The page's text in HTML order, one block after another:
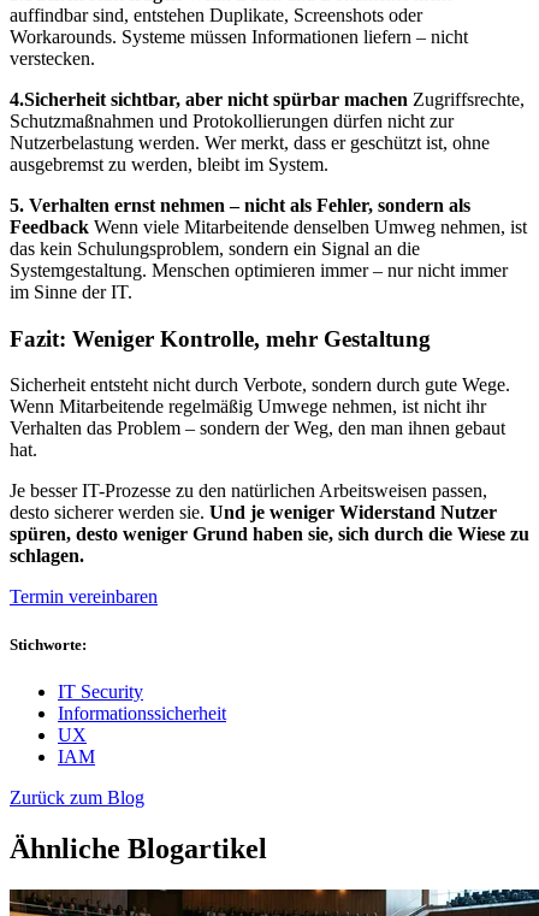
auffindbar sind, entstehen Duplikate, Screenshots oder
Workarounds. Systeme müssen Informationen liefern – nicht
verstecken.
4.Sicherheit sichtbar, aber nicht spürbar machen Zugriffsrechte,
Schutzmaßnahmen und Protokollierungen dürfen nicht zur
Nutzerbelastung werden. Wer merkt, dass er geschützt ist, ohne
ausgebremst zu werden, bleibt im System.
5. Verhalten ernst nehmen – nicht als Fehler, sondern als
Feedback Wenn viele Mitarbeitende denselben Umweg nehmen, ist
das kein Schulungsproblem, sondern ein Signal an die
Systemgestaltung. Menschen optimieren immer – nur nicht immer
im Sinne der IT.
Fazit: Weniger Kontrolle, mehr Gestaltung
Sicherheit entsteht nicht durch Verbote, sondern durch gute Wege.
Wenn Mitarbeitende regelmäßig Umwege nehmen, ist nicht ihr
Verhalten das Problem – sondern der Weg, den man ihnen gebaut
hat.
Je besser IT-Prozesse zu den natürlichen Arbeitsweisen passen,
desto sicherer werden sie. Und je weniger Widerstand Nutzer
spüren, desto weniger Grund haben sie, sich durch die Wiese zu
schlagen.
Termin vereinbaren
Stichworte:
IT Security
Informationssicherheit
UX
IAM
Zurück zum Blog
Ähnliche Blogartikel